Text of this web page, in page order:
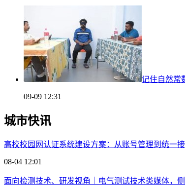
记住自然常
09-09 12:31
城市快讯
高校校园网认证系统建设方案：从账号管理到统一
08-04 12:01
面向检测技术、研发视角｜电气测试技术类媒体，